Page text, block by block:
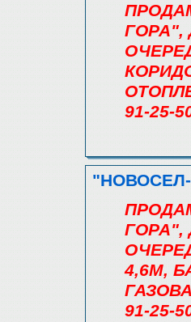
ГОРА",
91-25-
ГОРА",
4,6М,
91-25-